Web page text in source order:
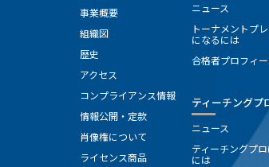
事業概要
組織図
歴史
アクセス
コンプライアンス情報
情報公開・定款
肖像権について
ライセンス商品
ニュース
トーナメントプ
になるには
合格者プロフィ
ティーチングプ
ニュース
ティーチングプ
には